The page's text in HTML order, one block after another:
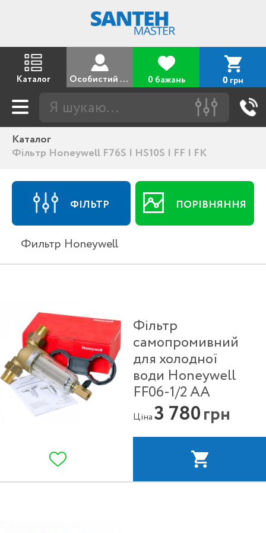
Каталог Особистий кабінет 0 бажань 0 грн
Каталог
Фільтр Honeywell F76S | HS10S | FF | FK
ФІЛЬТР ПОРІВНЯННЯ
Фильтр Honeywell
Фільтр
самопромивний
для холодної
води Honeywell
FF06-1/2 АА
Ціна3 780грн